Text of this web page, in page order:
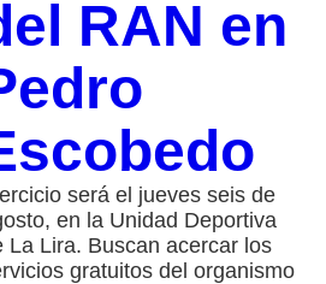
RAN en
será el jueves seis de
en la Unidad Deportiva
La Lira. Buscan acercar los
gratuitos del organismo